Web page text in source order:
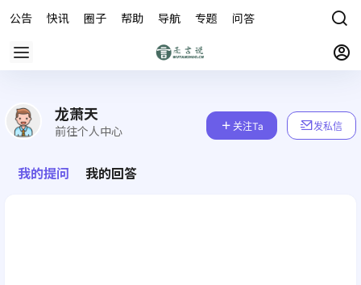
公告 快讯 圈子 帮助 导航 专题 问答
龙萧天
前往个人中心 关注Ta 发私信
我的提问 我的回答